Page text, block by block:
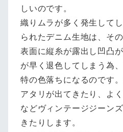
しいのです。
織りムラが多く発生して
られたデニム生地は、そ
表面に縦糸が露出し凹凸
が早く退色してしまう為
特の色落ちになるのです
アタリが出てきたり、よ
などヴィンテージジーン
きたりします。